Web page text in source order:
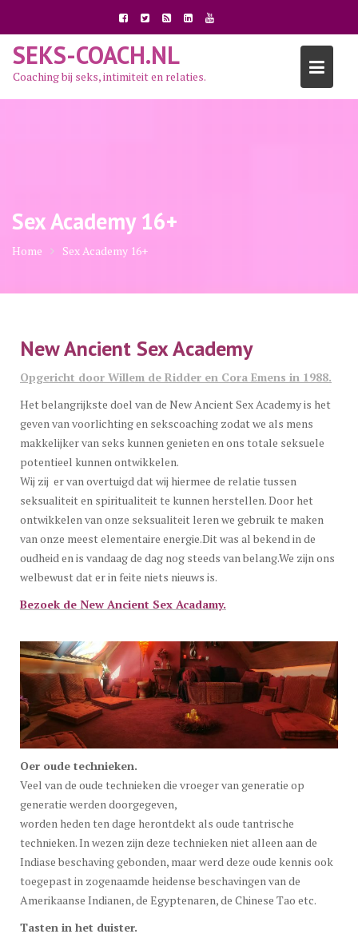
inhoud
SEKS-COACH.NL
Coaching bij seks, intimiteit en relaties.
Sex Academy 16+
Home Sex Academy 16+
New Ancient Sex Academy
Opgericht door Willem de Ridder en Cora Emens in 1988.
Het belangrijkste doel van de New Ancient Sex Academy is het
geven van voorlichting en sekscoaching zodat we als mens
makkelijker van seks kunnen genieten en ons totale seksuele
potentieel kunnen ontwikkelen.
Wij zij er van overtuigd dat wij hiermee de relatie tussen
seksualiteit en spiritualiteit te kunnen herstellen. Door het
ontwikkelen van onze seksualiteit leren we gebruik te maken
van onze meest elementaire energie.Dit was al bekend in de
oudheid en is vandaag de dag nog steeds van belang.We zijn ons
welbewust dat er in feite niets nieuws is.
Bezoek de New Ancient Sex Acadamy.
Oer oude technieken.
Veel van de oude technieken die vroeger van generatie op
generatie werden doorgegeven,
worden heden ten dage herontdekt als oude tantrische
technieken. In wezen zijn deze technieken niet alleen aan de
Indiase beschaving gebonden, maar werd deze oude kennis ook
toegepast in zogenaamde heidense beschavingen van de
Amerikaanse Indianen, de Egyptenaren, de Chinese Tao etc.
Tasten in het duister.